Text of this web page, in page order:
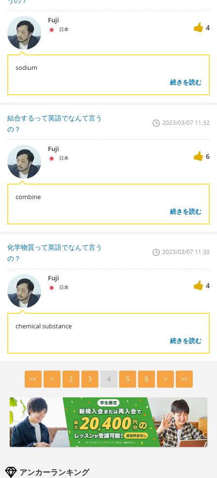
Fuji
日本 4
sodium
続きを読む
結合するって英語でなんて言う
の？
2023/03/07 11:32
Fuji
日本 6
combine
続きを読む
化学物質って英語でなんて言う
の？
2023/03/07 11:30
Fuji
日本 4
chemical substance
続きを読む
<< < 2 3 4 5 6 > >>
アンカーランキング